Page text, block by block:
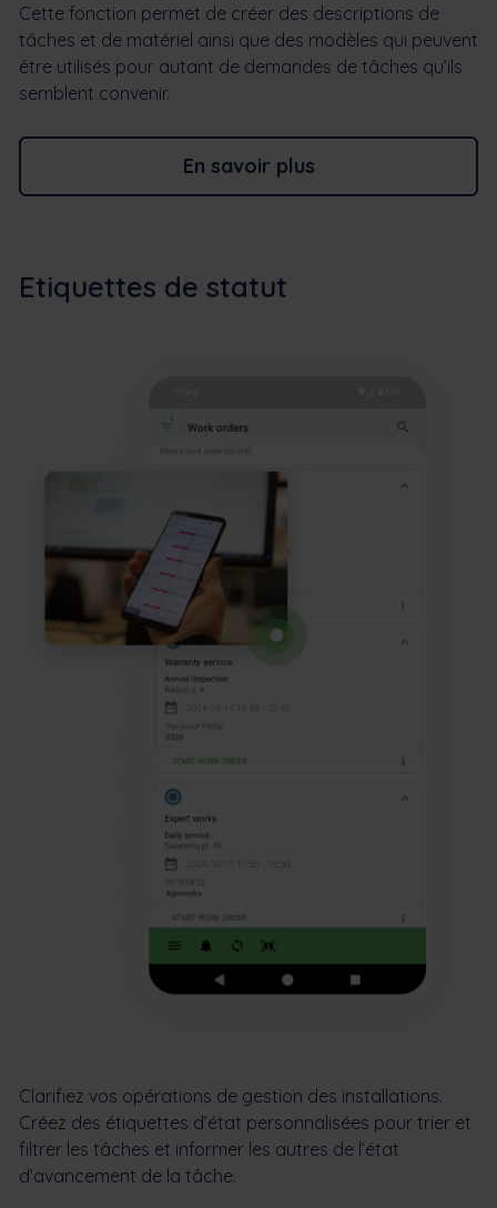
Cette fonction permet de créer des descriptions de
tâches et de matériel ainsi que des modèles qui peuvent
être utilisés pour autant de demandes de tâches qu’ils
semblent convenir.
En savoir plus
Etiquettes de statut
Clarifiez vos opérations de gestion des installations.
Créez des étiquettes d’état personnalisées pour trier et
filtrer les tâches et informer les autres de l’état
d’avancement de la tâche.